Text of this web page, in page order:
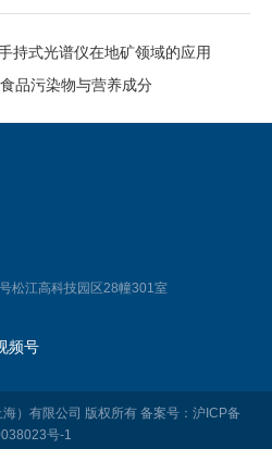
持式光谱仪在地矿领域的应用
品污染物与营养成分
松江高科技园区28幢301室
频号
）有限公司 版权所有 备案号：沪ICP备
号-1